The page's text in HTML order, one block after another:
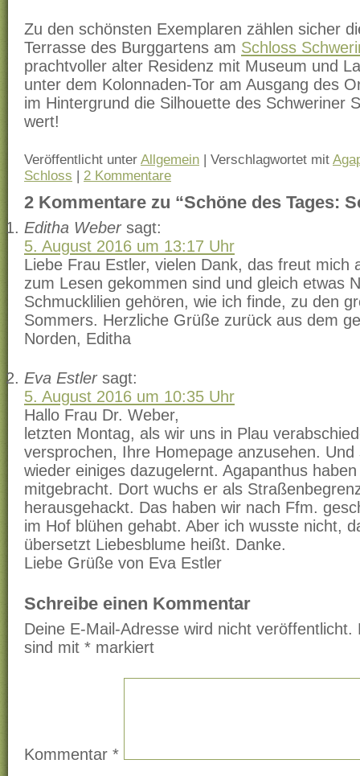
Zu den schönsten Exemplaren zählen sicher
Terrasse des Burggartens am Schloss
prachtvoller alter Residenz mit Museum und
unter dem Kolonnaden-Tor am Ausgang des
im Hintergrund die Silhouette des Schweriner
wert!
Veröffentlicht unter Allgemein | Verschlagwortet mit
Schloss | 2 Kommentare
2 Kommentare zu “Schöne des Tages:
Editha Weber sagt:
5. August 2016 um 13:17 Uhr
Liebe Frau Estler, vielen Dank, das freut mich
zum Lesen gekommen sind und gleich etwas
Schmucklilien gehören, wie ich finde, zu den
Sommers. Herzliche Grüße zurück aus dem
Norden, Editha
Eva Estler sagt:
5. August 2016 um 10:35 Uhr
Hallo Frau Dr. Weber,
letzten Montag, als wir uns in Plau
versprochen, Ihre Homepage anzusehen.
wieder einiges dazugelernt. Agapanthus
mitgebracht. Dort wuchs er als
herausgehackt. Das haben wir nach Ffm.
im Hof blühen gehabt. Aber ich wusste nicht,
übersetzt Liebesblume heißt. Danke.
Liebe Grüße von Eva Estler
Schreibe einen Kommentar
Deine E-Mail-Adresse wird nicht veröffentlicht.
sind mit * markiert
Kommentar *